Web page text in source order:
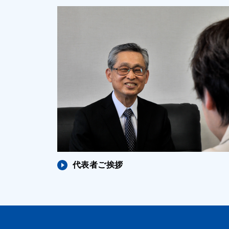
代表者ご挨拶